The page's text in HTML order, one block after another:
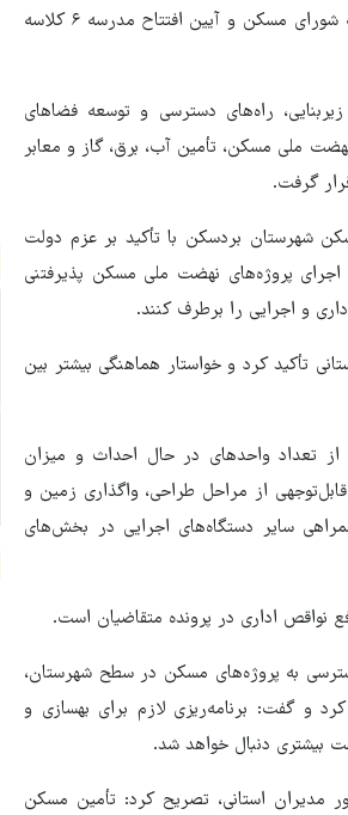
هماهنگی امور عمرانی استانداری خراسان رضوی، به شهرستان بردسکن، جلسه شورای مسکن و آیین افتتاح مدرسه ۶ کلاسه
راه‌های دسترسی و توسعه فضاهای
موضوعاتی همچون تسریع در اجرای پروژه ۳۷۶ واحدی نهضت ملی مسکن، تأمین آب، برق، گاز و معابر
گرفت.
شهرستان بردسکن با تأکید بر عزم دولت
اجرای پروژه‌های نهضت ملی مسکن پذیرفتنی
و اجرایی را برطرف کنند.
تأکید کرد و خواستار هماهنگی بیشتر بین
تعداد واحدهای در حال احداث و میزان
از مراحل طراحی، واگذاری زمین و
سایر دستگاه‌های اجرایی در بخش‌های
نواقص اداری در پرونده متقاضیان است.
به پروژه‌های مسکن در سطح شهرستان،
و گفت: برنامه‌ریزی لازم برای بهسازی و
بیشتری دنبال خواهد شد.
مدیران استانی، تصریح کرد: تأمین مسکن
قضا بر اساس سند تحول پیگیری
می‌شود